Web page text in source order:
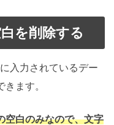
を削除する
入力されているデー
ます。
空白のみなので、文字